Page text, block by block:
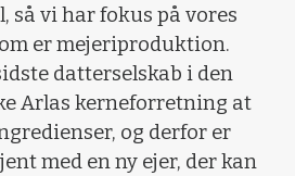
så vi har fokus på vores
er mejeriproduktion.
datterselskab i den
Arlas kerneforretning at
og derfor er
med en ny ejer, der kan